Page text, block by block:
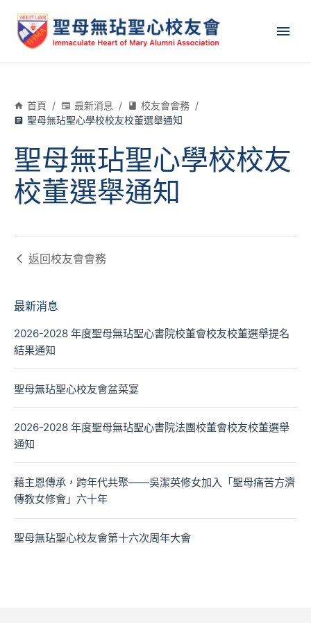
首頁 / 最新消息 / 校友會會務 /
聖母無玷聖心學校校友校董選舉通知
聖母無玷聖心學校校友
校董選舉通知
返回校友會會務
最新消息
2026-2028 年度聖母無玷聖心書院校董會校友校董選舉提名
結果通知
聖母無玷聖心校友會盆菜宴
2026-2028 年度聖母無玷聖心書院法團校董會校友校董選舉
通知
藉主恩傳承，跨年代共聚——吳潔英修女加入「聖母痛苦方濟
傳教女修會」六十年
聖母無玷聖心校友會第十六次周年大會